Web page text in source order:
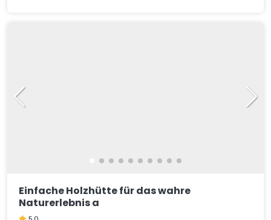
Einfache Holzhütte für das wahre
Naturerlebnis a